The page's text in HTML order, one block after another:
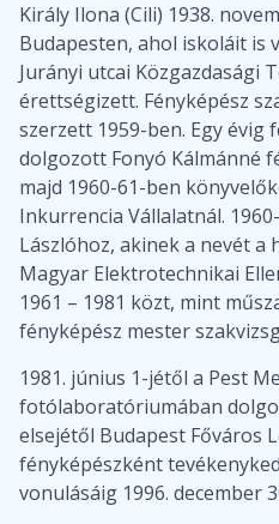
Király Ilona (Cili) 1938.
Budapesten, ahol iskoláit is
Jurányi utcai Közgazdasági
érettségizett. Fényképész
szerzett 1959-ben. Egy évig
dolgozott Fonyó Kálmánné
majd 1960-61-ben
Inkurrencia Vállalatnál.
Lászlóhoz, akinek a nevét a
Magyar Elektrotechnikai
1961 – 1981 közt, mint
fényképész mester
1981. június 1-jétől a Pest
fotólaboratóriumában
elsejétől Budapest Főváros
fényképészként
vonulásáig 1996. december